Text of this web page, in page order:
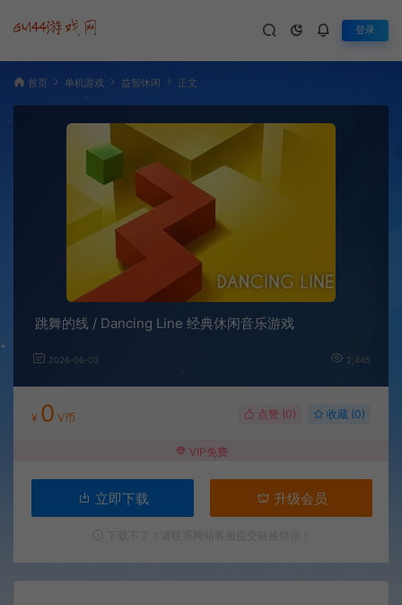
登录
首页 单机游戏 益智休闲 正文
跳舞的线 / Dancing Line 经典休闲音乐游戏
2026-06-03 2,445
¥ 0 V币 点赞 (0) 收藏 (0)
VIP免费
立即下载 升级会员